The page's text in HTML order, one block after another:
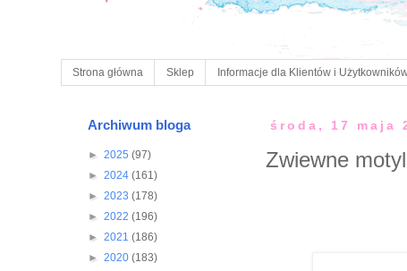
Strona główna Sklep Informacje dla Klientów i
środa, 17 maja
Zwiewne
Archiwum bloga
► 2025 (97)
► 2024 (161)
► 2023 (178)
► 2022 (196)
► 2021 (186)
► 2020 (183)